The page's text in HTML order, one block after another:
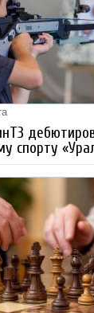
спорту